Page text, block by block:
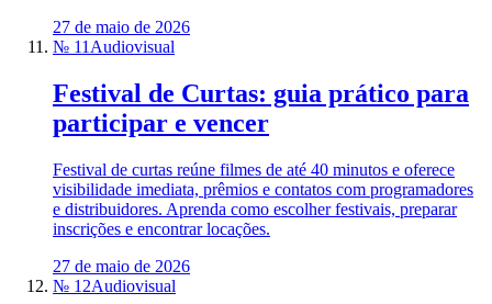
27 de maio de 2026
№ 11 Audiovisual
Festival de Curtas: guia prático para
participar e vencer
Festival de curtas reúne filmes de até 40 minutos e oferece
visibilidade imediata, prêmios e contatos com programadores
e distribuidores. Aprenda como escolher festivais, preparar
inscrições e encontrar locações.
27 de maio de 2026
№ 12Audiovisual